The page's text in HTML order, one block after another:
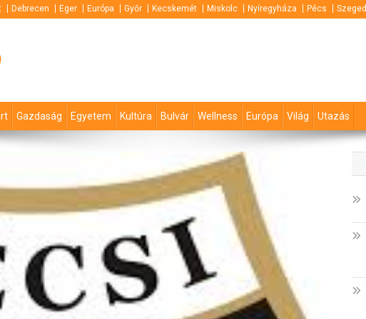
Debrecen Eger Európa Győr Kecskemét Miskolc Nyíregyháza Pécs Szeged
Gazdaság Egyetem Kultúra Bulvár Wellness Európa Világ Utazás